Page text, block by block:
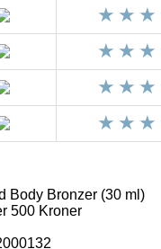
Body Bronzer (30 ml)
500 Kroner